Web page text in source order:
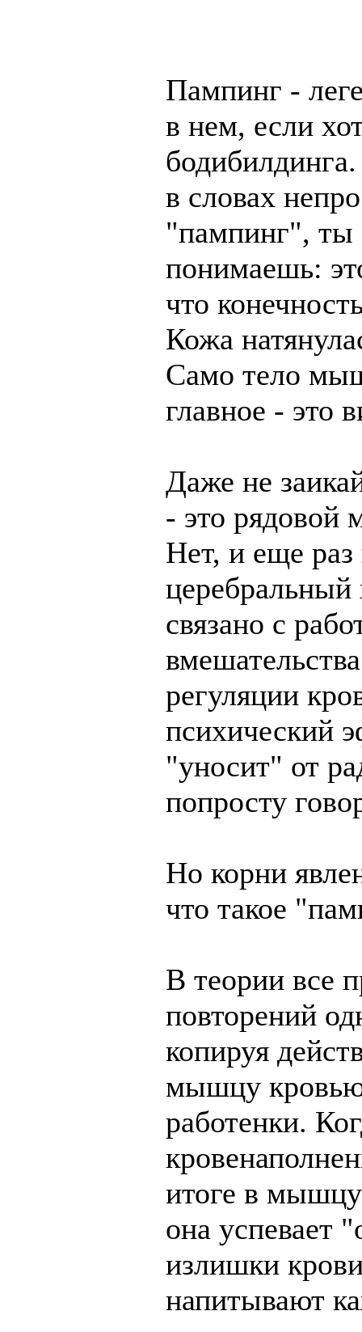
Пампинг -
в нем, если
в словах
"пампинг", ты
понимаешь:
что
Кожа
Само тело
главное - это
Даже не
- это рядовой
Нет, и еще раз
церебральный
связано с
регуляции
психический
"уносит" от
попросту
Но корни
что такое
В теории все
повторений
копируя
мышцу
работенки.
итоге в
она успевает
излишки
напитывают